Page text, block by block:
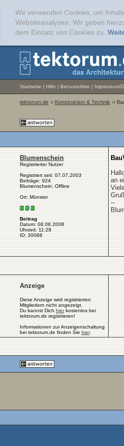
Wir verwenden Cookies, um
Websiteanalysen. Wir geben
dem Einsatz von Cookies zu.
Startseite | Hilfe | Benutzerliste | Impressum/
tektorum.de > Konstruktion & Technik >
Blumenschein
Registrierter Nutzer
Registriert seit: 07.07.2003
Beiträge: 924
Blumenschein: Offline
Ort: Münster
Beitrag
Datum: 08.08.2008
Uhrzeit: 11:28
ID: 30088
an
--
Anzeige
Diese Anzeige wird registrierten
Mitgliedern nicht angezeigt.
Du kannst Dich hierkostenlos bei
tektorum.de registrieren!
Informationen zur Anzeigenschaltung
bei tektorum.de finden Sie hier.